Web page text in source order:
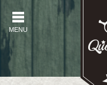
MENU